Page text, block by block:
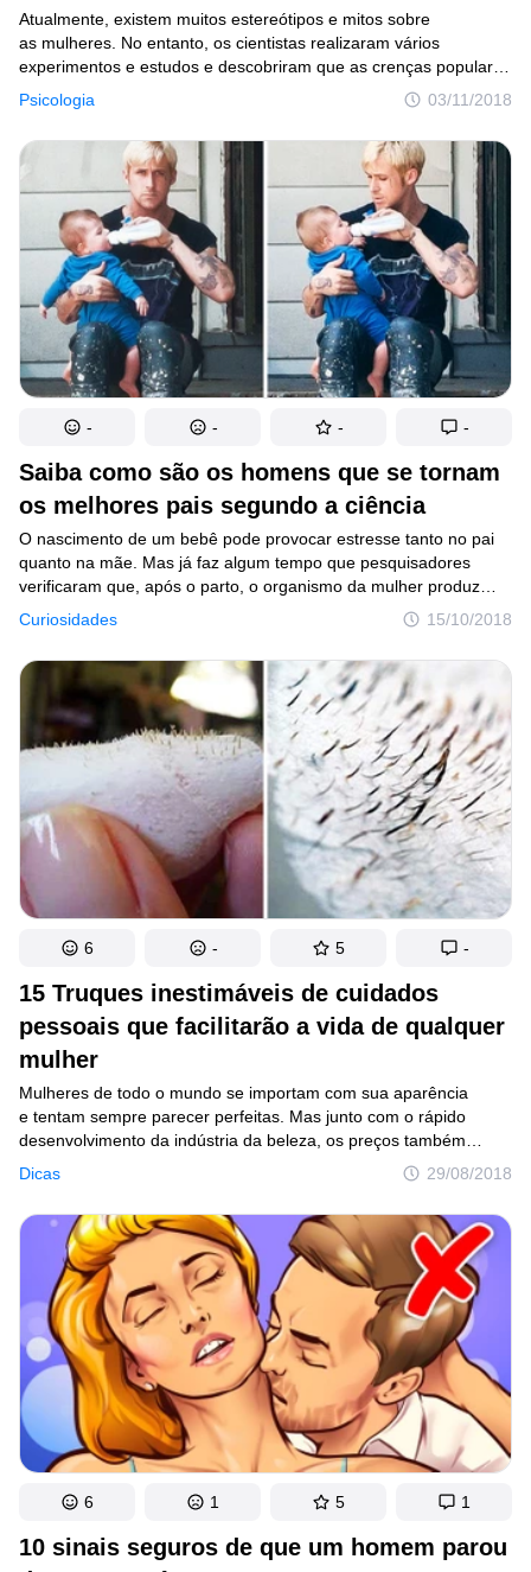
Psicologia 03/11/2018
Atualmente, existem muitos estereótipos e mitos sobre
as mulheres. No entanto, os cientistas realizaram vários
experimentos e estudos e descobriram que as crenças populares
sobre esta metade da humanidade muitas vezes não
correspondem à realidade.
Saiba como são os homens que se tornam
os melhores pais segundo a ciência
Curiosidades 15/10/2018
O nascimento de um bebê pode provocar estresse tanto no pai
quanto na mãe. Mas já faz algum tempo que pesquisadores
verificaram que, após o parto, o organismo da mulher produz
hormônios que geram o apego e uma relação única entre mãe
e filho nos primeiros anos de vida. Já com os pais, a coisa é mais
complexa. Por isso, estudiosos americanos decidiram investigar
se os hormônios afetam o comportamento dos jovens pais
e quais são as substâncias biológicas que deixam o homem mais
carinhoso com os filhos.
- - - -
15 Truques inestimáveis de cuidados
pessoais ​​que facilitarão a vida de qualquer
mulher
Dicas 29/08/2018
Mulheres de todo o mundo se importam com sua aparência
e tentam sempre parecer perfeitas. Mas junto com o rápido
desenvolvimento da indústria da beleza, os preços também
aumentam, e alguns procedimentos e cosméticos não são
acessíveis para todos. Mas há boas notícias: você sempre pode
recorrer a truques de beleza baratos, que às vezes são ainda
mais eficazes do que todos os tipos de produtos cosméticos
e procedimentos de salões de estética.
6 - 5 -
10 sinais seguros de que um homem parou
6 1 5 1